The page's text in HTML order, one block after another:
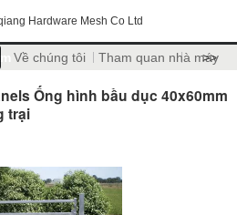
Hardware Mesh Co Ltd
Về chúng tôi Tham quan nhà máy
>>
Ống hình bầu dục 40x60mm
trại